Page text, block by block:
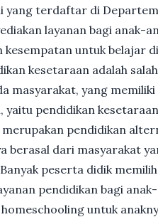
terdaftar di
layanan bagi anak-
untuk belajar
kesetaraan adalah
masyarakat, yang
pendidikan
pendidikan
berasal dari masyarakat
peserta didik
pendidikan bagi
untuk